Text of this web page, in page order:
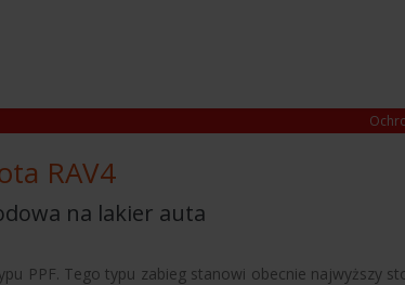
RAV4
na lakier auta
PPF. Tego typu zabieg stanowi obecnie najwyższy